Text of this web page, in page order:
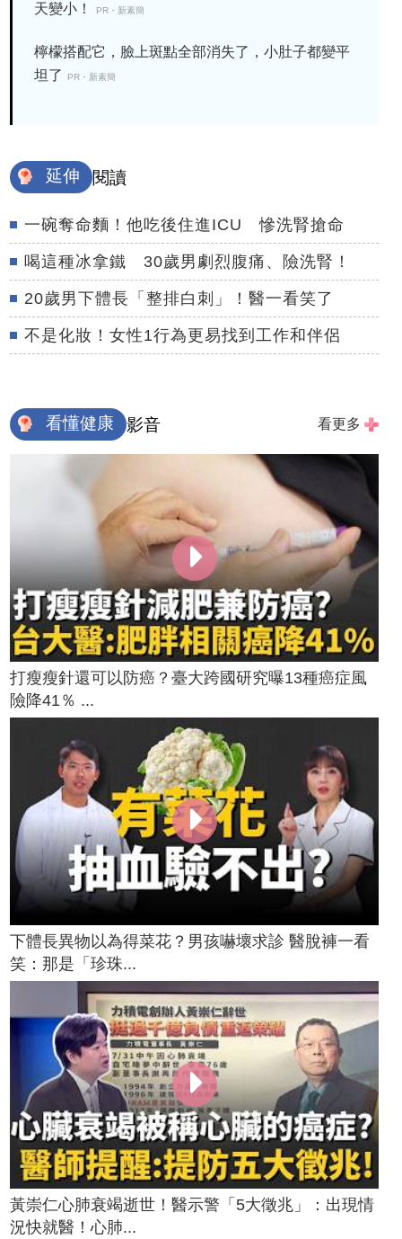
天變小！
PR・新素簡
檸檬搭配它，臉上斑點全部消失了，小肚子都變平
坦了
PR・新素簡
延伸 閱讀
一碗奪命麵！他吃後住進ICU 慘洗腎搶命
喝這種冰拿鐵 30歲男劇烈腹痛、險洗腎！
20歲男下體長「整排白刺」！醫一看笑了
不是化妝！女性1行為更易找到工作和伴侶
看懂健康 影音 看更多
打瘦瘦針還可以防癌？臺大跨國研究曝13種癌症風
險降41％ ...
下體長異物以為得菜花？男孩嚇壞求診 醫脫褲一看
笑：那是「珍珠...
黃崇仁心肺衰竭逝世！醫示警「5大徵兆」：出現情
況快就醫！心肺...